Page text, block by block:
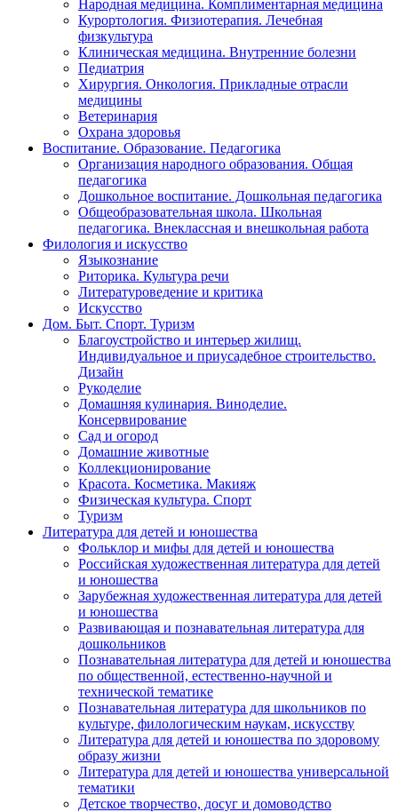
Народная медицина. Комплиментарная медицина
Курортология. Физиотерапия. Лечебная
физкультура
Клиническая медицина. Внутренние болезни
Педиатрия
Хирургия. Онкология. Прикладные отрасли
медицины
Ветеринария
Охрана здоровья
Воспитание. Образование. Педагогика
Организация народного образования. Общая
педагогика
Дошкольное воспитание. Дошкольная педагогика
Общеобразовательная школа. Школьная
педагогика. Внеклассная и внешкольная работа
Филология и искусство
Языкознание
Риторика. Культура речи
Литературоведение и критика
Искусство
Дом. Быт. Спорт. Туризм
Благоустройство и интерьер жилищ.
Индивидуальное и приусадебное строительство.
Дизайн
Рукоделие
Домашняя кулинария. Виноделие.
Консервирование
Сад и огород
Домашние животные
Коллекционирование
Красота. Косметика. Макияж
Физическая культура. Спорт
Туризм
Литература для детей и юношества
Фольклор и мифы для детей и юношества
Российская художественная литература для детей
и юношества
Зарубежная художественная литература для детей
и юношества
Развивающая и познавательная литература для
дошкольников
Познавательная литература для детей и юношества
по общественной, естественно-научной и
технической тематике
Познавательная литература для школьников по
культуре, филологическим наукам, искусству
Литература для детей и юношества по здоровому
образу жизни
Литература для детей и юношества универсальной
тематики
Детское творчество, досуг и домоводство